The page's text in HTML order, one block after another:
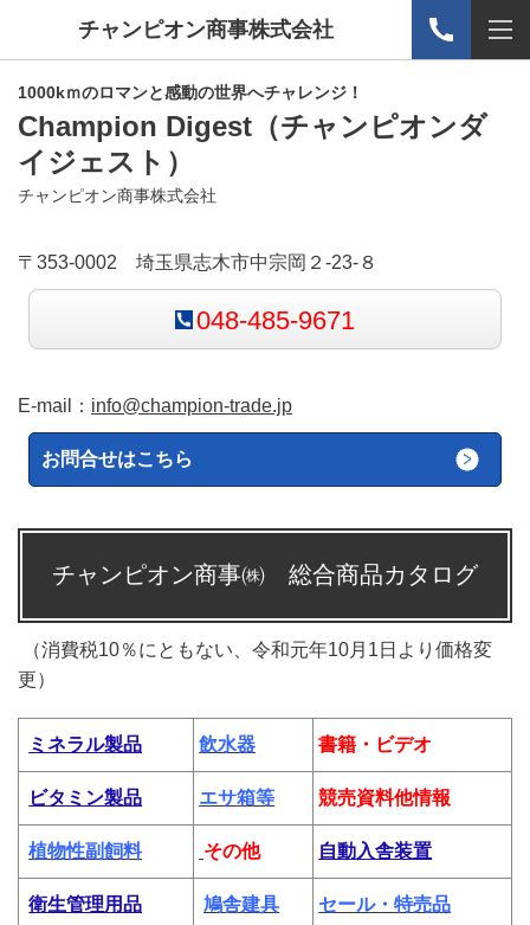
チャンピオン商事株式会社
1000kｍのロマンと感動の世界へチャレンジ！
Champion Digest （チャンピオンダ
イジェスト）
チャンピオン商事株式会社
〒353-0002 埼玉県志木市中宗岡２-23-８
048-485-9671
E-mail： info@champion-trade.jp
お問合せはこちら
チャンピオン商事㈱ 総合商品カタログ
（消費税10％にともない、令和元年10月1日より価格変
更）
ミネラル製品 飲水器 書籍・ビデオ
ビタミン製品 エサ箱等 競売資料他情報
植物性副飼料 その他 自動入舎装置
衛生管理用品 鳩舎建具 セール・特売品